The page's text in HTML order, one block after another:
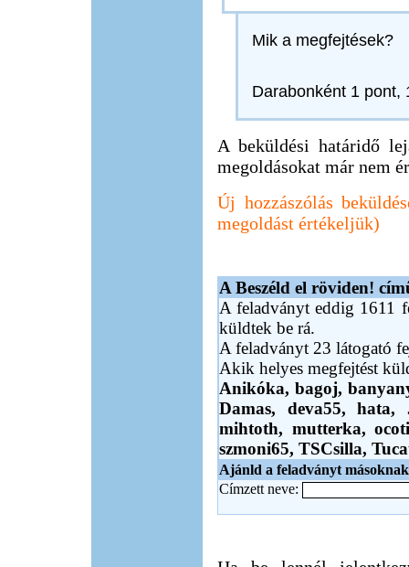
Mik a megfejtések?
Darabonként 1 pont,
A beküldési határidő
megoldásokat már nem
Új hozzászólás
megoldást értékeljük)
A Beszéld el röviden!
A feladványt eddig 1611
küldtek be rá.
A feladványt 23 látogató
Akik helyes megfejtést
Anikóka, bagoj,
Damas, deva55, hata,
mihtoth, mutterka,
szmoni65, TSCsilla,
Ajánld a feladványt
Címzett neve: